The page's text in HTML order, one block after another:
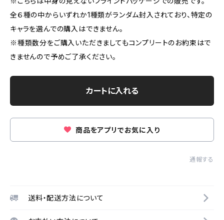
全６種の中からいずれか1種類がランダム封入されており、特定の
キャラを選んでの購入はできません。
※種類数分をご購入いただきましてもコンプリートのお約束はで
きませんので予めご了承ください。
カートに入れる
商品をアプリでお気に入り
通報する
送料・配送方法について